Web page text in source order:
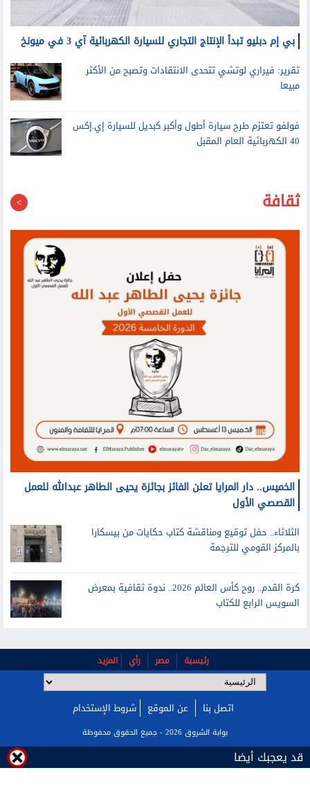
قد يعجبك أيضا
بي إم دبليو تبدأ الإنتاج التجاري للسيارة الكهربائية آي 3 في ميونخ
تقرير: فيراري لوتشي تتحدى الانتقادات وتصبح من الأكثر
مبيعا
فولفو تعتزم طرح سيارة أطول وأكبر كبديل للسيارة إي.إكس
40 الكهربائية العام المقبل
ثقافة
الخميس.. دار المرايا تعلن الفائز بجائزة يحيى الطاهر عبدالله للعمل
القصصي الأول
الثلاثاء.. حفل توقيع ومناقشة كتاب حكايات من بيسكارا
بالمركز القومي للترجمة
كرة القدم.. روح كأس العالم 2026.. ندوة ثقافية بمعرض
السويس الرابع للكتاب
رئيسية مصر رأي المزيد
اتصل بنا عن الموقع شروط الإستخدام
بوابة الشروق 2026 - جميع الحقوق محفوظة